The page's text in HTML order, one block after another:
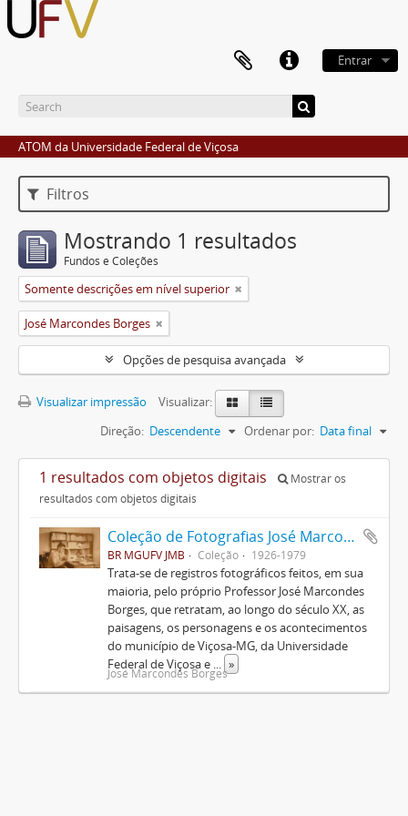
Entrar
ATOM da Universidade Federal de Viçosa
Filtros
Mostrando 1 resultados
Fundos e Coleções
Somente descrições em nível superior
José Marcondes Borges
Opções de pesquisa avançada
Visualizar impressão
Visualizar:
Ordenar por: Data final
Direção: Descendente
1 resultados com objetos digitais
Mostrar os
resultados com objetos digitais
Coleção de Fotografias José Marcondes Borges
BR MGUFV JMB Coleção 1926-1979
Trata-se de registros fotográficos feitos, em sua
maioria, pelo próprio Professor José Marcondes
Borges, que retratam, ao longo do século XX, as
paisagens, os personagens e os acontecimentos
do município de Viçosa-MG, da Universidade
Federal de Viçosa e
»
José Marcondes Borges